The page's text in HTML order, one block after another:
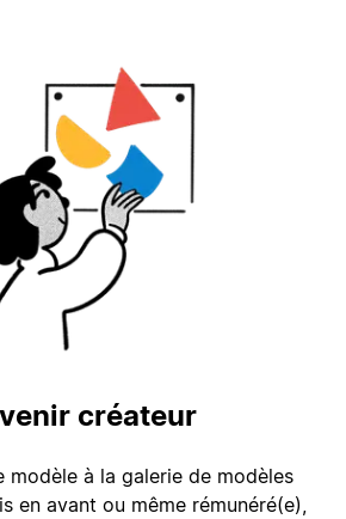
créateur
modèle à la galerie de modèles
en avant ou même rémunéré(e),